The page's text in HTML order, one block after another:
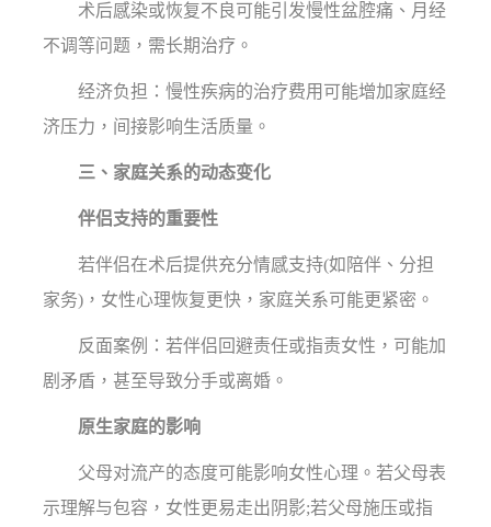
术后感染或恢复不良可能引发慢性盆腔痛、月经
不调等问题，需长期治疗。
经济负担：慢性疾病的治疗费用可能增加家庭经
济压力，间接影响生活质量。
三、家庭关系的动态变化
伴侣支持的重要性
若伴侣在术后提供充分情感支持(如陪伴、分担
家务)，女性心理恢复更快，家庭关系可能更紧密。
反面案例：若伴侣回避责任或指责女性，可能加
剧矛盾，甚至导致分手或离婚。
原生家庭的影响
父母对流产的态度可能影响女性心理。若父母表
示理解与包容，女性更易走出阴影;若父母施压或指